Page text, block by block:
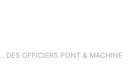
DES OFFICIERS PONT & MACHINE